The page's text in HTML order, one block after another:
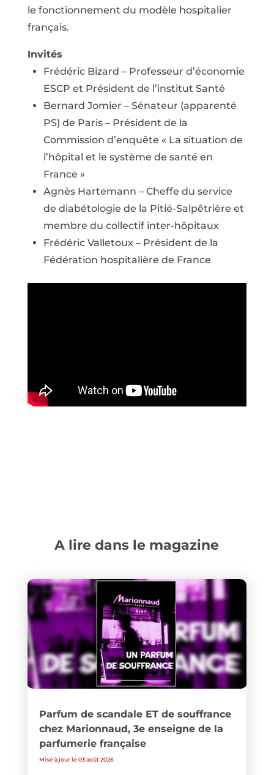
le fonctionnement du modèle hospitalier
français.
Invités
Frédéric Bizard – Professeur d’économie
ESCP et Président de l’institut Santé
Bernard Jomier – Sénateur (apparenté
PS) de Paris – Président de la
Commission d’enquête « La situation de
l’hôpital et le système de santé en
France »
Agnès Hartemann – Cheffe du service
de diabétologie de la Pitié-Salpêtrière et
membre du collectif inter-hôpitaux
Frédéric Valletoux – Président de la
Fédération hospitalière de France
A lire dans le magazine
Parfum de scandale ET de souffrance
chez Marionnaud, 3e enseigne de la
parfumerie française
Mise à jour le 03 août 2026